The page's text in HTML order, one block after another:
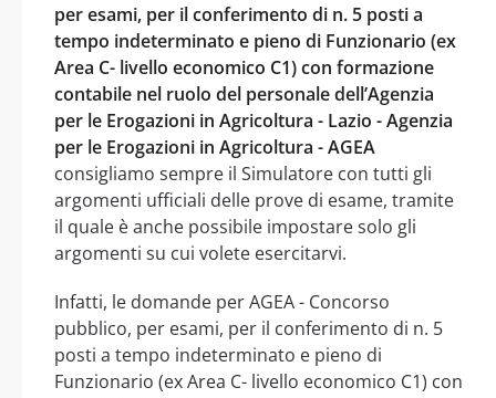
per esami, per il conferimento di n. 5 posti a
tempo indeterminato e pieno di Funzionario (ex
Area C- livello economico C1) con formazione
contabile nel ruolo del personale dell’Agenzia
per le Erogazioni in Agricoltura - Lazio - Agenzia
per le Erogazioni in Agricoltura - AGEA
consigliamo sempre il Simulatore con tutti gli
argomenti ufficiali delle prove di esame, tramite
il quale è anche possibile impostare solo gli
argomenti su cui volete esercitarvi.
Infatti, le domande per AGEA - Concorso
pubblico, per esami, per il conferimento di n. 5
posti a tempo indeterminato e pieno di
Funzionario (ex Area C- livello economico C1) con